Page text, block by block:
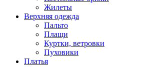
Жилеты
Верхняя одежда
Пальто
Плащи
Куртки, ветровки
Пуховики
Платья